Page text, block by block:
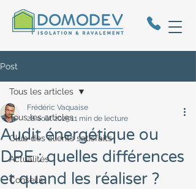
Post
Tous les articles
Club des clients satisfaits
Actualités
Conseils
Tous les articles
Audit énergétique ou
DPE : quelles différences
et quand les réaliser ?
Frédéric Vaquaise
28 août 202511 min de lecture